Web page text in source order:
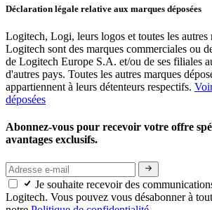
Déclaration légale relative aux marques déposées
Logitech, Logi, leurs logos et toutes les autres
Logitech sont des marques commerciales ou
de Logitech Europe S.A. et/ou de ses filiales
d'autres pays. Toutes les autres marques
appartiennent à leurs détenteurs respectifs.
déposées
Abonnez-vous pour recevoir votre offre
avantages exclusifs.
Je souhaite recevoir des
Logitech. Vous pouvez vous désabonner à